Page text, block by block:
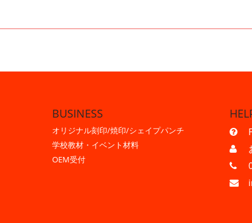
BUSINESS
オリジナル刻印/焼印/シェイプパンチ
学校教材・イベント材料
OEM受付